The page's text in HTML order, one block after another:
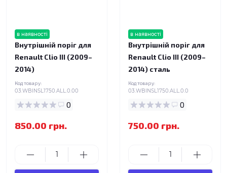
в наявності
Внутрішній поріг для
Renault Clio III (2009–
2014)
Код товару:
03.WBINSL1750.ALL.0.00
0
850.00 грн.
в наявності
Внутрішній поріг для
Renault Clio III (2009–
2014) сталь
Код товару:
03.WBINSL1750.ALL.0.0
0
750.00 грн.